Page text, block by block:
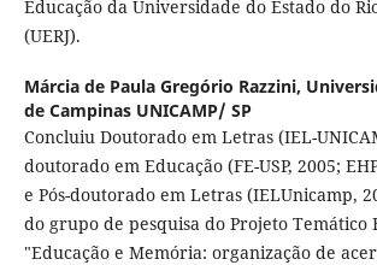
Educação da Universidade do Estado do
(UERJ).
Márcia de Paula Gregório Razzini,
de Campinas UNICAMP/ SP
Concluiu Doutorado em Letras (IEL-
doutorado em Educação (FE-USP, 2005;
e Pós-doutorado em Letras (IELUnicamp,
do grupo de pesquisa do Projeto Temático
"Educação e Memória: organização de